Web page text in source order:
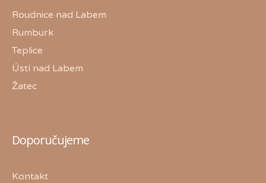
Roudnice nad Labem
Rumburk
Teplice
Ústí nad Labem
Žatec
Doporučujeme
Kontakt